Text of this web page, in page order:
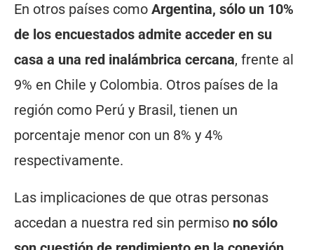
En otros países como Argentina, sólo un 10%
de los encuestados admite acceder en su
casa a una red inalámbrica cercana, frente al
9% en Chile y Colombia. Otros países de la
región como Perú y Brasil, tienen un
porcentaje menor con un 8% y 4%
respectivamente.
Las implicaciones de que otras personas
accedan a nuestra red sin permiso no sólo